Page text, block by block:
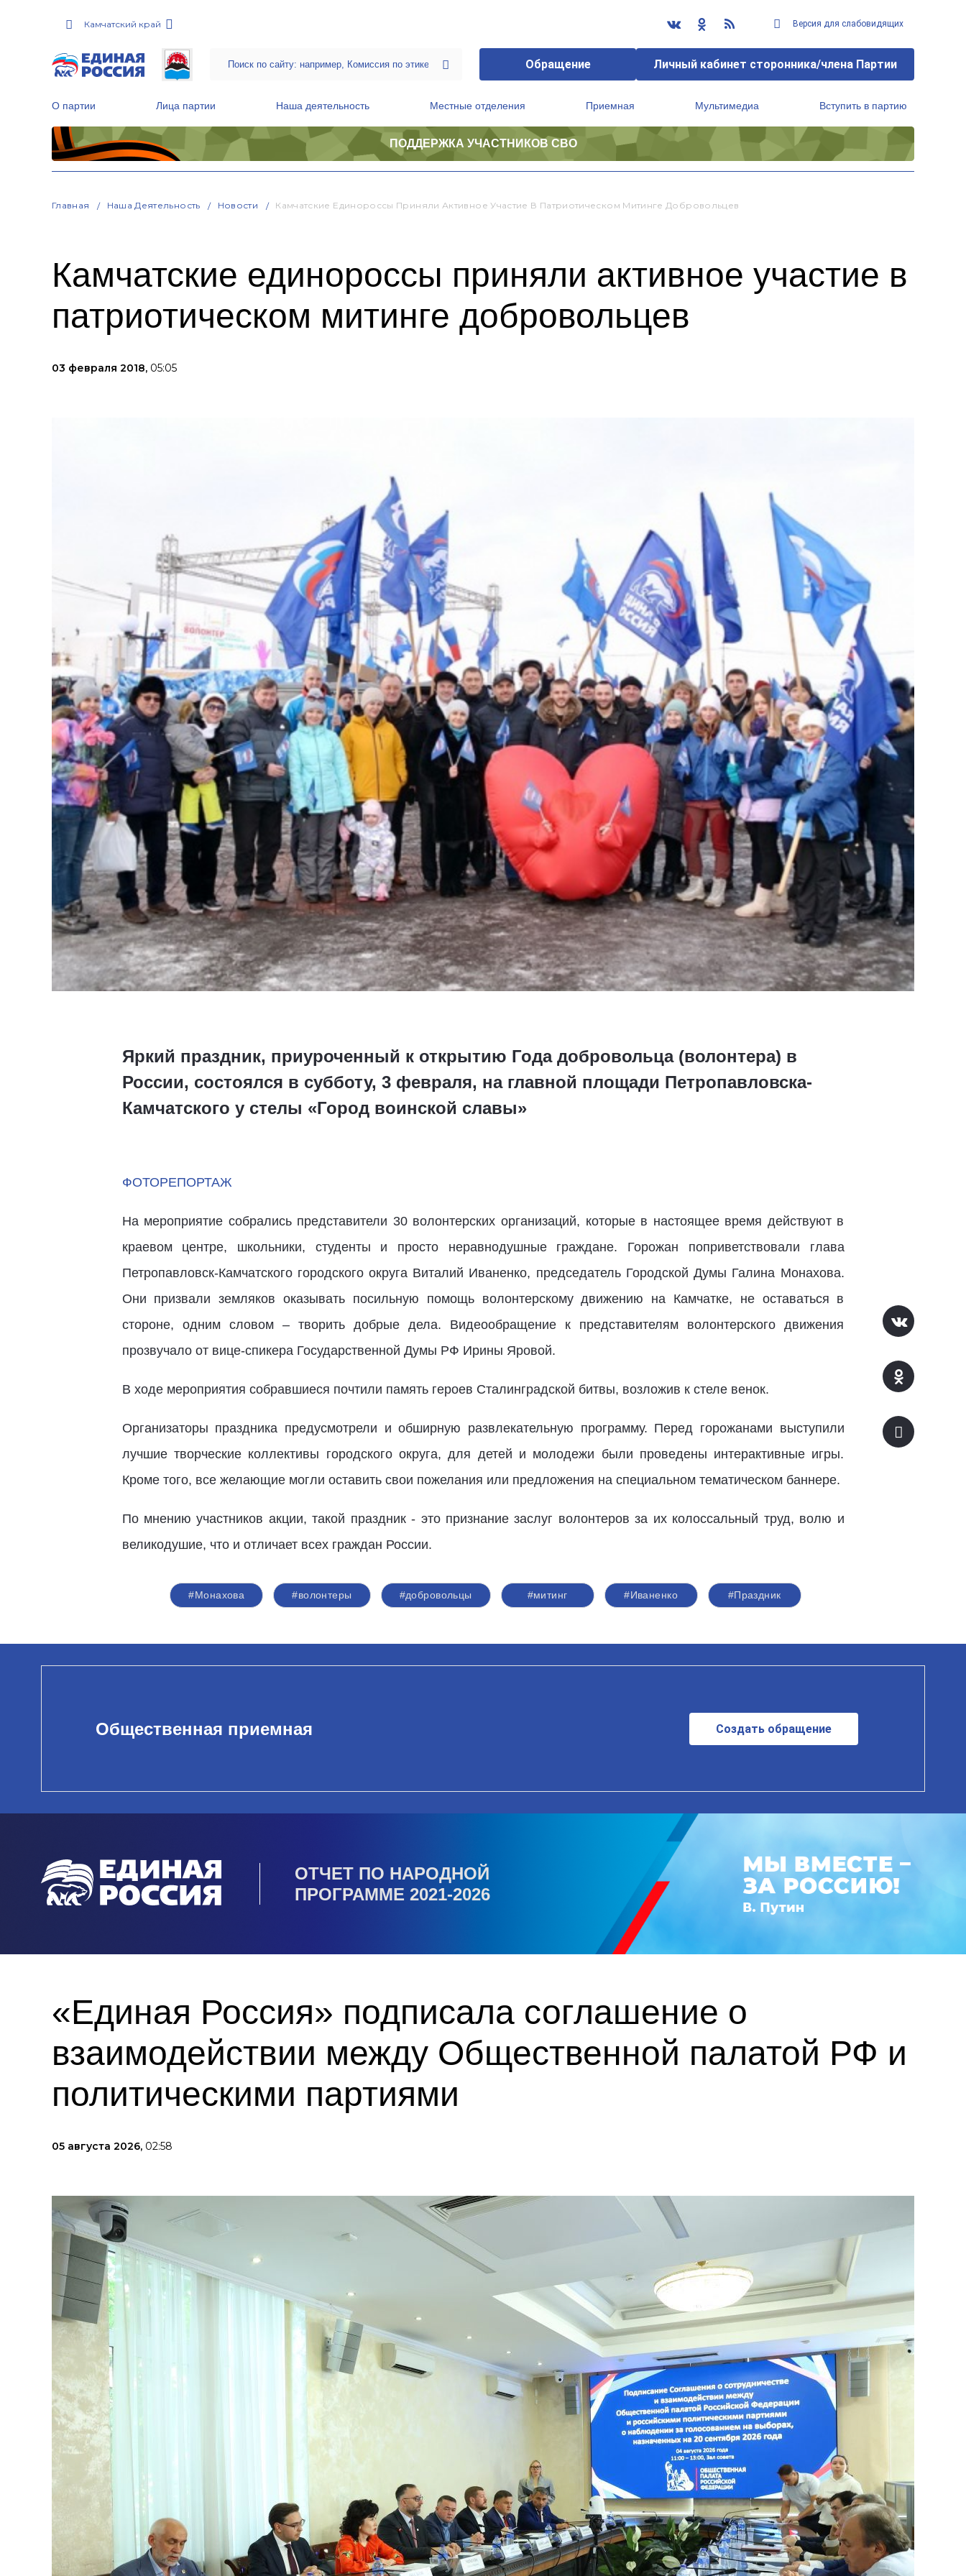
Камчатский край Версия для слабовидящих
Обращение Личный кабинет сторонника/члена Партии
О партии Лица партии Наша деятельность Местные отделения Приемная Мультимедиа Вступить в партию
ПОДДЕРЖКА УЧАСТНИКОВ СВО
Главная Наша Деятельность Новости Камчатские Единороссы Приняли Активное Участие В Патриотическом Митинге Добровольцев
Камчатские единороссы приняли активное участие в
патриотическом митинге добровольцев
03 февраля 2018, 05:05
Яркий праздник, приуроченный к открытию Года добровольца (волонтера) в
России, состоялся в субботу, 3 февраля, на главной площади Петропавловска-
Камчатского у стелы «Город воинской славы»
ФОТОРЕПОРТАЖ
На мероприятие собрались представители 30 волонтерских организаций, которые в настоящее время действуют в
краевом центре, школьники, студенты и просто неравнодушные граждане. Горожан поприветствовали глава
Петропавловск-Камчатского городского округа Виталий Иваненко, председатель Городской Думы Галина Монахова.
Они призвали земляков оказывать посильную помощь волонтерскому движению на Камчатке, не оставаться в
стороне, одним словом – творить добрые дела. Видеообращение к представителям волонтерского движения
прозвучало от вице-спикера Государственной Думы РФ Ирины Яровой.
В ходе мероприятия собравшиеся почтили память героев Сталинградской битвы, возложив к стеле венок.
Организаторы праздника предусмотрели и обширную развлекательную программу. Перед горожанами выступили
лучшие творческие коллективы городского округа, для детей и молодежи были проведены интерактивные игры.
Кроме того, все желающие могли оставить свои пожелания или предложения на специальном тематическом баннере.
По мнению участников акции, такой праздник - это признание заслуг волонтеров за их колоссальный труд, волю и
великодушие, что и отличает всех граждан России.
#Монахова #волонтеры #добровольцы #митинг #Иваненко #Праздник
Общественная приемная Создать обращение
ОТЧЕТ ПО НАРОДНОЙ
ПРОГРАММЕ 2021-2026
«Единая Россия» подписала соглашение о
взаимодействии между Общественной палатой РФ и
политическими партиями
05 августа 2026, 02:58